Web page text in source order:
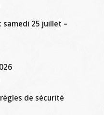
samedi 25 juillet –
de sécurité